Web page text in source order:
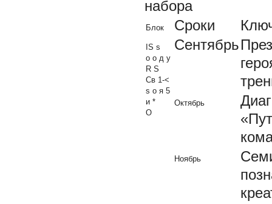
набора
Блок Сроки
IS s
о о д у
R S
Св 1-<
s о я 5
и *
О
Сентябрь
Октябрь
Ноябрь